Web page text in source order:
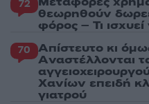
72
θεωρηθούν
φόρος – Τι ισχυεί
70 Απίστευτο κι
Aναστέλλονται
Χανίων επειδή
γιατρού